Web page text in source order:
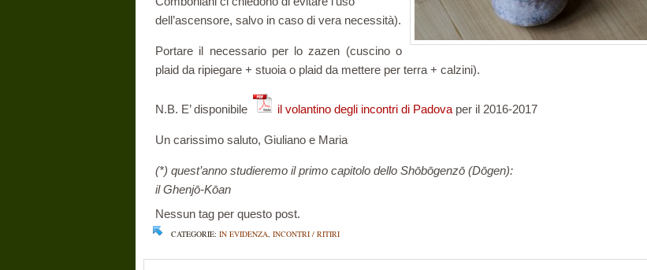
dell’ascensore, salvo in caso di vera necessità).
Portare il necessario per lo zazen (cuscino o
plaid da ripiegare + stuoia o plaid da mettere per terra + calzini).
N.B. E’ disponibile il volantino degli incontri di Padova per il 2016-2017
Un carissimo saluto, Giuliano e Maria
(*) quest’anno studieremo il primo capitolo dello Shōbōgenzō (Dōgen):
il Ghenjō-Kōan
Nessun tag per questo post.
CATEGORIE: IN EVIDENZA, INCONTRI / RITIRI